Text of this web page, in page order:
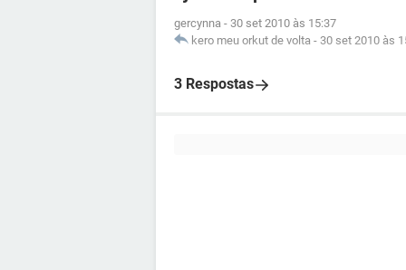
gercynna - 30 set 2010 às 15:37
kero meu orkut de volta - 30 set 2010 às
3 Respostas